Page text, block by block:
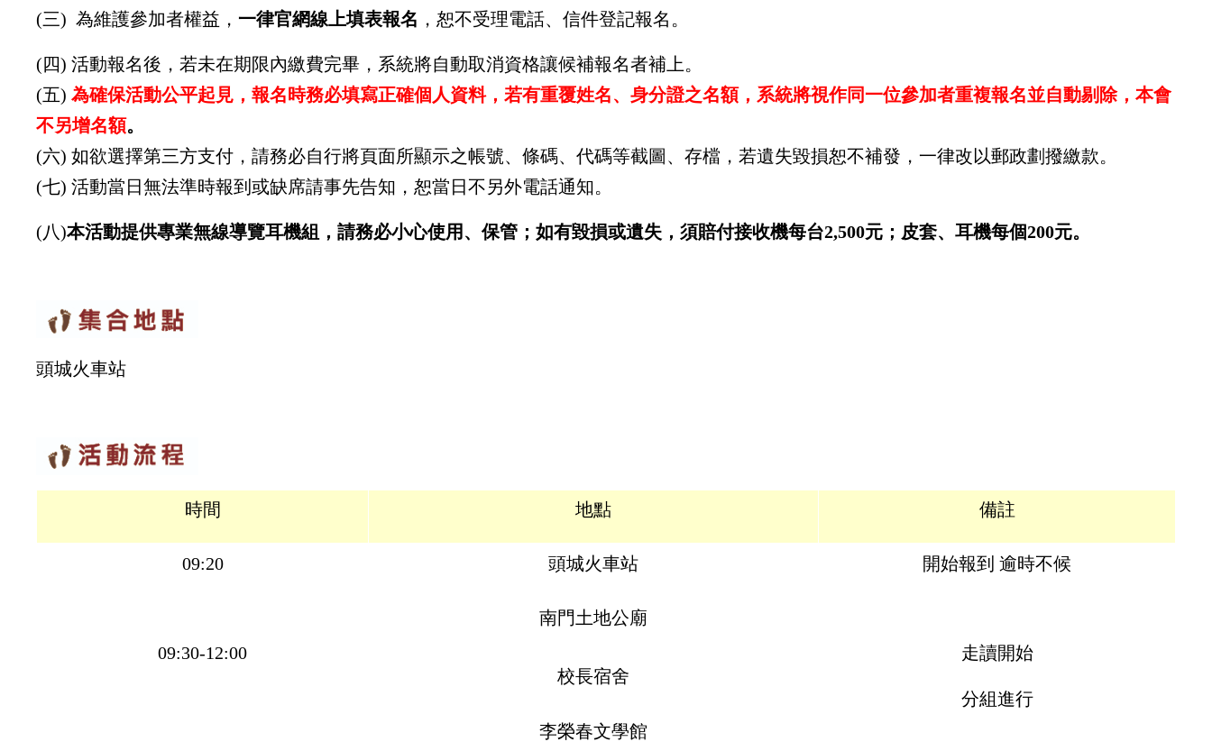
(三) 為維護參加者權益， 一律官網線上填表報名 ，恕不受理電話、信件登記報名。
(四) 活動報名後，若未在期限內繳費完畢，系統將自動取消資格讓候補報名者補上。
(五) 為確保活動公平起見，報名時務必填寫正確個人資料，若有重覆姓名、身分證之名額，系統將視作同一位參加者重複報名並自動剔除，本會
不另增名額。
(六) 如欲選擇第三方支付，請務必自行將頁面所顯示之帳號、條碼、代碼等截圖、存檔，若遺失毀損恕不補發，一律改以郵政劃撥繳款。
(七) 活動當日無法準時報到或缺席請事先告知，恕當日不另外電話通知。
(八)本活動提供專業無線導覽耳機組，請務必小心使用、保管；如有毀損或遺失，須賠付接收機每台2,500元；皮套、耳機每個200元。
頭城火車站
時間 地點 備註
09:20 頭城火車站 開始報到 逾時不候
09:30-12:00
南門土地公廟
走讀開始
分組進行
校長宿舍
李榮春文學館